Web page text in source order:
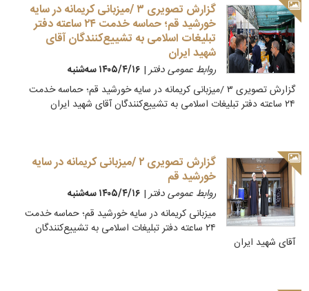
گزارش تصویری ۳ /میزبانی کریمانه در سایه
خورشید قم؛ حماسه خدمت ۲۴ ساعته دفتر
تبلیغات اسلامی به تشییع‌کنندگان آقای
شهید ایران
روابط عمومی دفتر| ۱۴۰۵/۴/۱۶ سه‌شنبه
گزارش تصویری ۳ /میزبانی کریمانه در سایه خورشید قم؛ حماسه خدمت
۲۴ ساعته دفتر تبلیغات اسلامی به تشییع‌کنندگان آقای شهید ایران
گزارش تصویری ۲ /میزبانی کریمانه در سایه
خورشید قم
روابط عمومی دفتر| ۱۴۰۵/۴/۱۶ سه‌شنبه
میزبانی کریمانه در سایه خورشید قم؛ حماسه خدمت
۲۴ ساعته دفتر تبلیغات اسلامی به تشییع‌کنندگان
آقای شهید ایران